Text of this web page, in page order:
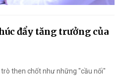
đẩy tăng trưởng của
then chốt như những "cầu nối"